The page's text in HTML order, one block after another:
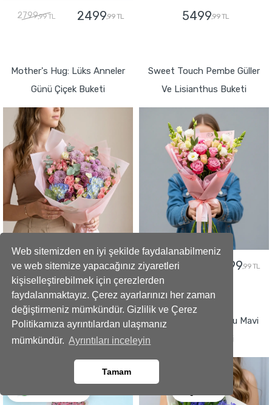
Web sitemizden en iyi şekilde faydalanabilmeniz
ve web sitemize yapacağınız ziyaretleri
kişiselleştirebilmek için çerezlerden
faydalanmaktayız. Çerez ayarlarınızı her zaman
değiştirmeniz mümkündür. Gizlilik ve Çerez
Politikamıza ayrıntılardan ulaşmanız
mümkündür. Ayrıntıları inceleyin
Tamam
2799,99 TL 2499,99 TL 5499,99 TL
Mother's Hug: Lüks Anneler
Günü Çiçek Buketi
5799,99 TL 5299,99 TL
GÖNDER
Sweet Touch Pembe Güller
Ve Lisianthus Buketi
2799,99 TL 2499,99 TL
GÖNDER
Büyüleyici Anlar Açılış Çelengi
İmza Tasarımlı Kokulu Mavi
Sümbül Buketi